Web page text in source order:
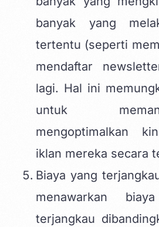
banyak yang
tertentu (seperti
mendaftar
lagi. Hal ini
untuk
mengoptimalkan
iklan mereka secara
Biaya yang
menawarkan
terjangkau